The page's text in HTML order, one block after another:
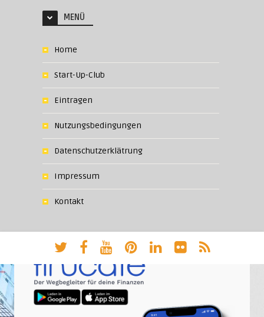
MENÜ
Home
Start-Up-Club
Eintragen
Nutzungsbedingungen
Datenschutzerklätrung
Impressum
Kontakt